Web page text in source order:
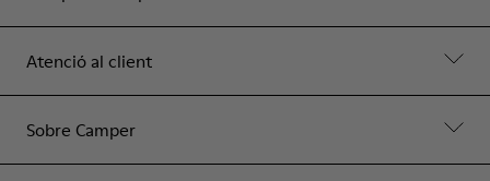
Atenció al client
Sobre Camper